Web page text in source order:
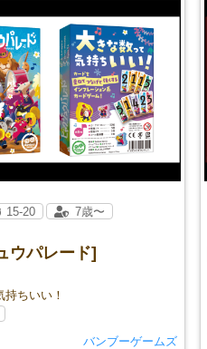
ウパレード]
ちいい！
15-20 7歳〜
バンブーゲームズ